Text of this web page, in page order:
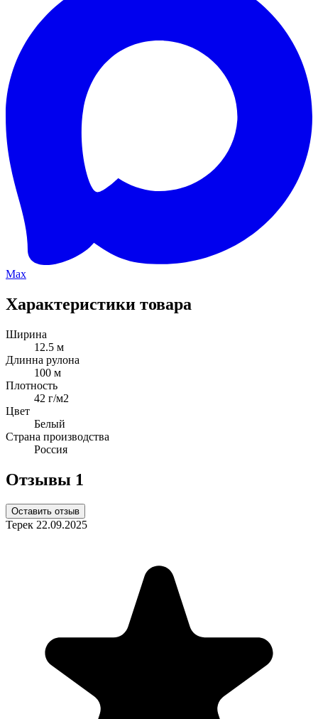
Max
Характеристики товара
Ширина
12.5 м
Длинна рулона
100 м
Плотность
42 г/м2
Цвет
Белый
Страна производства
Россия
Отзывы 1
Оставить отзыв
Терек 22.09.2025